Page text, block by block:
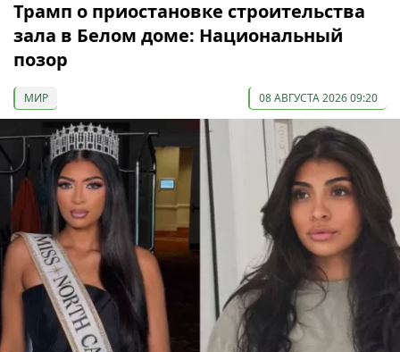
Трамп о приостановке строительства
зала в Белом доме: Национальный
позор
МИР 08 АВГУСТА 2026 09:20